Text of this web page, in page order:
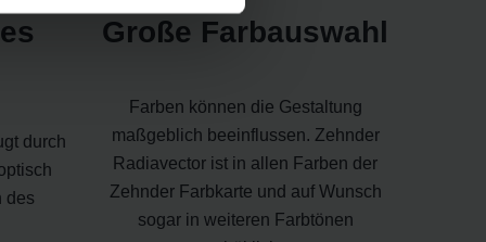
widerrufen.
durch
des
Große Farbauswahl
Farben können die Gestaltung
maßgeblich beeinflussen. Zehnder
Radiavector ist in allen Farben der
Zehnder Farbkarte und auf Wunsch
sogar in weiteren Farbtönen